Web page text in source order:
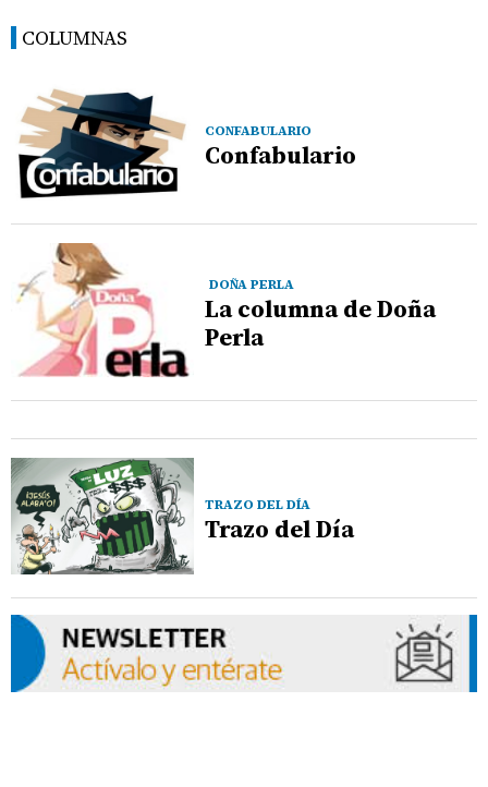
COLUMNAS
CONFABULARIO
Confabulario
DOÑA PERLA
La columna de Doña
Perla
TRAZO DEL DÍA
Trazo del Día